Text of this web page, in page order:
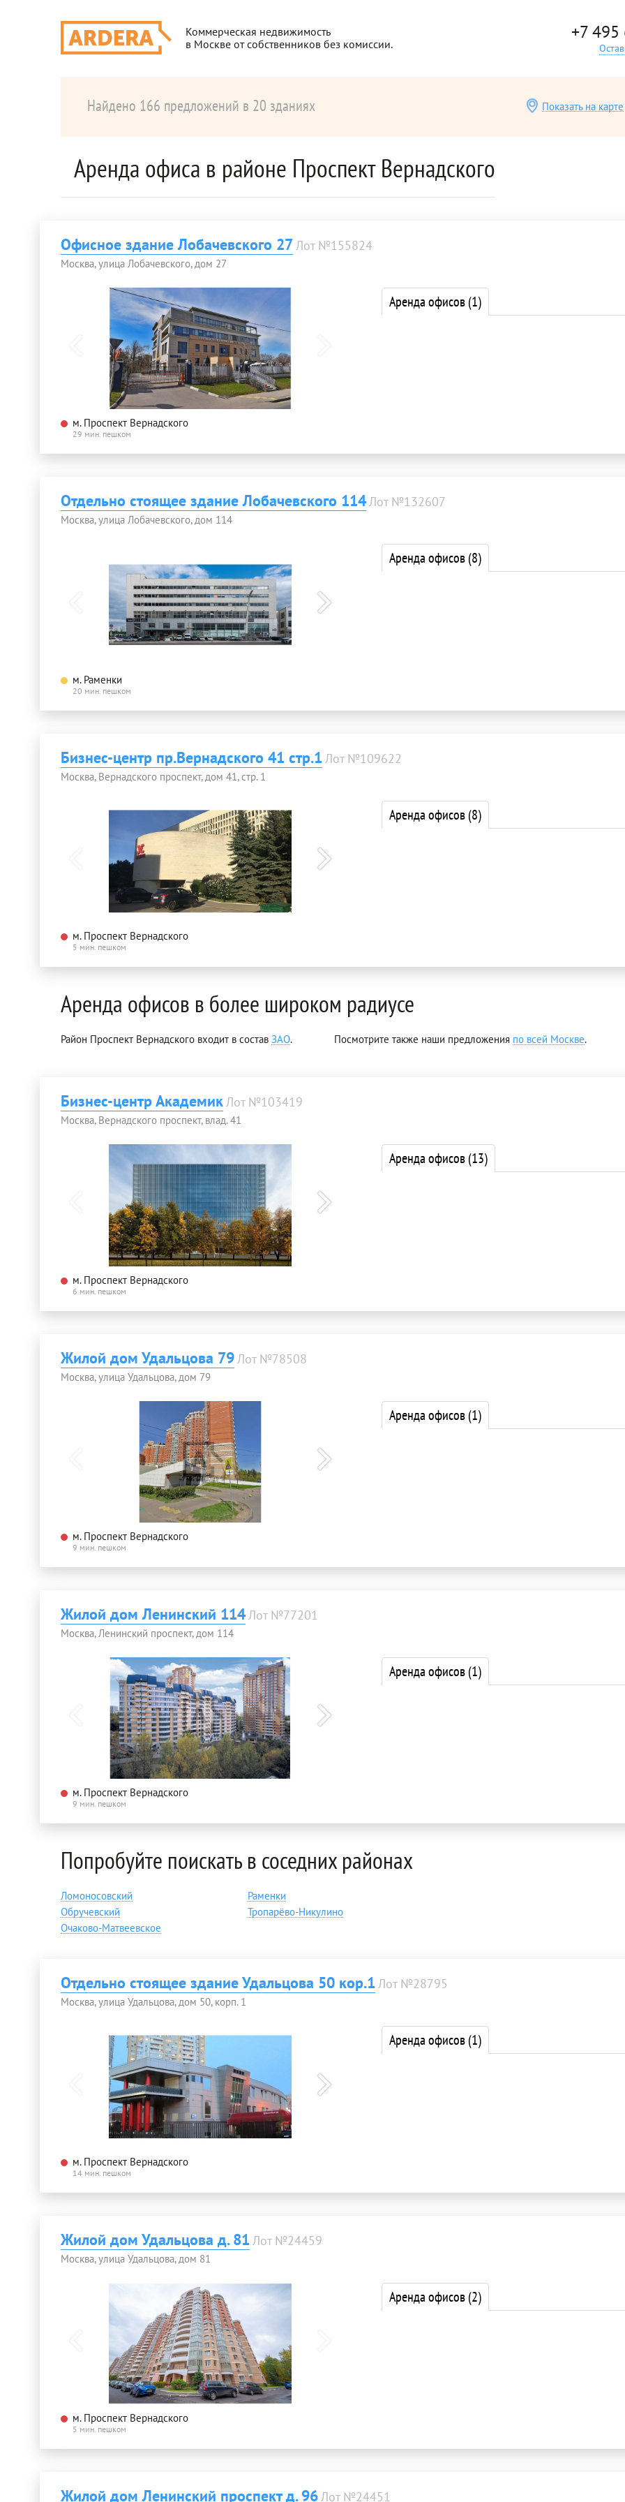
Коммерческая недвижимость
в Москве от собственников без комиссии.
+7
Найдено 166 предложений в 20 зданиях Показать на карте
Аренда офиса в районе Проспект Вернадского
Офисное здание Лобачевского 27Лот №155824
Москва, улица Лобачевского, дом 27
м. Проспект Вернадского
29 мин. пешком
Аренда офисов(1)
Отдельно стоящее здание Лобачевского 114Лот №132607
Москва, улица Лобачевского, дом 114
м. Раменки
20 мин. пешком
Аренда офисов(8)
Бизнес-центр пр.Вернадского 41 стр.1 Лот №109622
Москва, Вернадского проспект, дом 41, стр. 1
м. Проспект Вернадского
5 мин. пешком
Аренда офисов(8)
Аренда офисов в более широком радиусе
Район Проспект Вернадского входит в состав ЗАО. Посмотрите также наши предложения по всей Москве.
Бизнес-центр АкадемикЛот №103419
Москва, Вернадского проспект, влад. 41
м. Проспект Вернадского
6 мин. пешком
Аренда офисов(13)
Жилой дом Удальцова 79 Лот №78508
Москва, улица Удальцова, дом 79
м. Проспект Вернадского
9 мин. пешком
Аренда офисов(1)
Жилой дом Ленинский 114Лот №77201
Москва, Ленинский проспект, дом 114
м. Проспект Вернадского
9 мин. пешком
Аренда офисов(1)
Попробуйте поискать в соседних районах
Ломоносовский
Обручевский
Очаково-Матвеевское
Раменки
Тропарёво-Никулино
Отдельно стоящее здание Удальцова 50 кор.1 Лот №28795
Москва, улица Удальцова, дом 50, корп. 1
м. Проспект Вернадского
14 мин. пешком
Аренда офисов(1)
Жилой дом Удальцова д. 81 Лот №24459
Москва, улица Удальцова, дом 81
м. Проспект Вернадского
5 мин. пешком
Аренда офисов(2)
Жилой дом Ленинский проспект д. 96Лот №24451